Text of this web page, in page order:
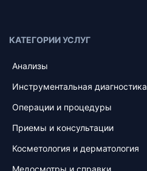
КАТЕГОРИИ УСЛУГ
Анализы
Инструментальная диагностика
Операции и процедуры
Приемы и консультации
Косметология и дерматология
Медосмотры и справки